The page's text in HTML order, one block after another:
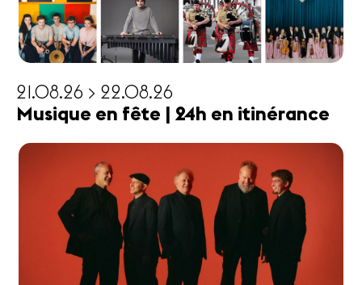
21.08.26 > 22.08.26
Musique en fête | 24h en itinérance